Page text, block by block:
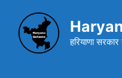
content
हरियाणा